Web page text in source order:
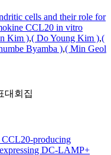
cells and their role for
CCL20 in vitro
Kim ),( Do Young Kim ),(
Byamba ),( Min Geol
대회집
CCL20-producing
DC-LAMP+